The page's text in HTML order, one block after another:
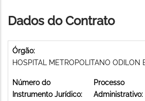
Dados do Contrato
Órgão:
HOSPITAL METROPOLITANO ODILON
Número do
Instrumento Jurídico:
Processo
Administrativo: